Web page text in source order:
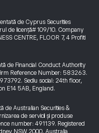
de Cyprus Securities
de licență# 109/10. Company
CENTRE, FLOOR 7, 4 Profiti
de Financial Conduct Authority
Reference Number: 583263.
Sediu social: 24th floor,
E14 5AB, England.
de Australian Securities &
de servicii și produse
number: 491139. Registered
NSW 2000, Australia